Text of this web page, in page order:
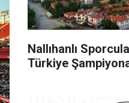
Nallıhanlı
Türkiye